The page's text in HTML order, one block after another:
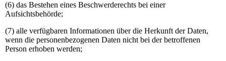
(6) das Bestehen eines Beschwerderechts bei einer
Aufsichtsbehörde;
(7) alle verfügbaren Informationen über die Herkunft der Daten,
wenn die personenbezogenen Daten nicht bei der betroffenen
Person erhoben werden;